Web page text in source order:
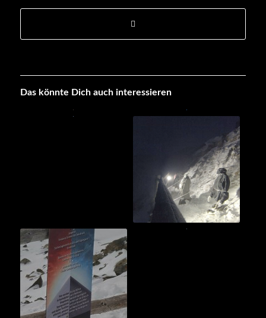
Das könnte Dich auch interessieren